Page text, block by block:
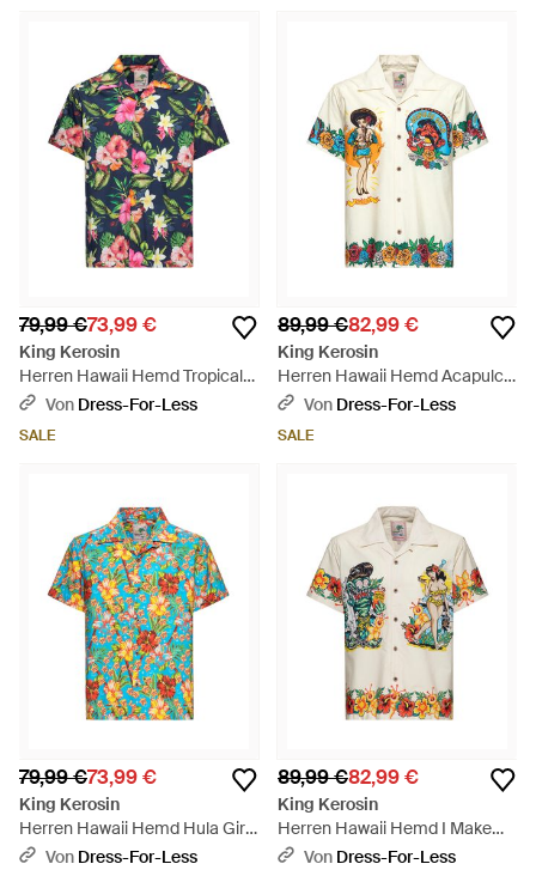
79,99 €73,99 €
King Kerosin
Herren Hawaii Hemd Tropical
Flowers - Blau
Von Dress-For-Less
SALE
89,99 €82,99 €
King Kerosin
Herren Hawaii Hemd Acapulco
- Weiß
Von Dress-For-Less
SALE
79,99 €73,99 €
King Kerosin
Herren Hawaii Hemd Hula Girl
- Blau
Von Dress-For-Less
89,99 €82,99 €
King Kerosin
Herren Hawaii Hemd I Make
My Dreams Come True - Grau
Von Dress-For-Less